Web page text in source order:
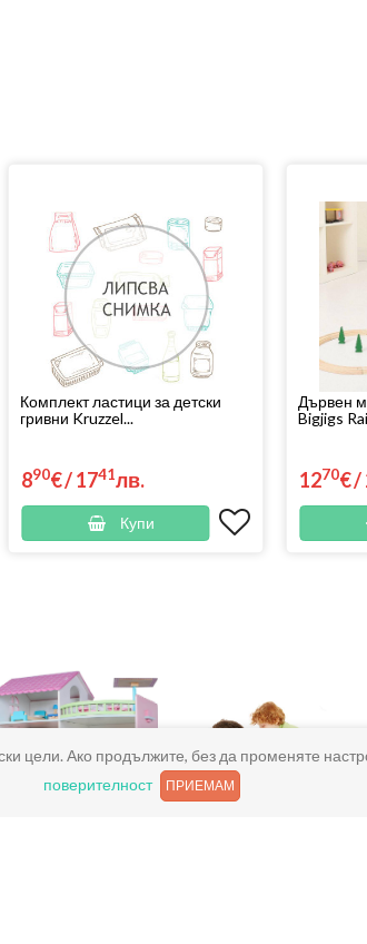
Комплект ластици за детски
гривни Kruzzel...
890€/1741лв.
Купи
Дървен
Bigjigs
1270€/
цели. Ако продължите, без да променяте
поверителност
ПРИЕМАМ